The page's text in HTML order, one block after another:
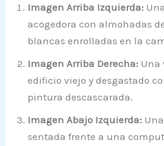
Imagen Arriba Izquierda:
acogedora con almohadas
blancas enrolladas en la
Imagen Arriba Derecha: Una
edificio viejo y desgastado
pintura descascarada.
Imagen Abajo Izquierda:
sentada frente a una